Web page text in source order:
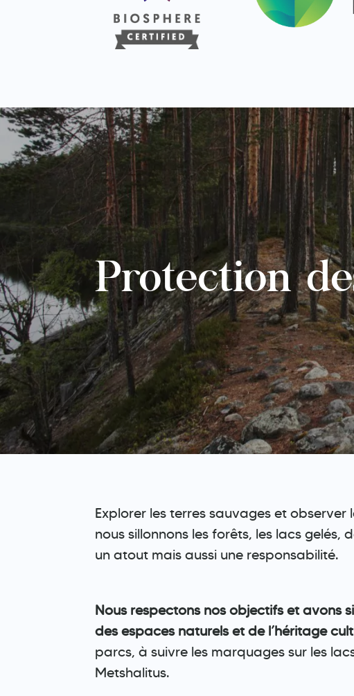
Protection
Explorer les terres sauvages et
nous sillonnons les forêts, les lacs gelés,
un atout mais aussi une responsabilité.
Nous respectons nos objectifs et avons
des espaces naturels et de l’héritage
parcs, à suivre les marquages sur les
Metshalitus.